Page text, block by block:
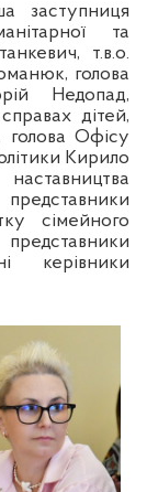
заступниця
та
т.в.о.
голова
Недопад,
дітей,
голова Офісу
Кирило
сімейного
керівники